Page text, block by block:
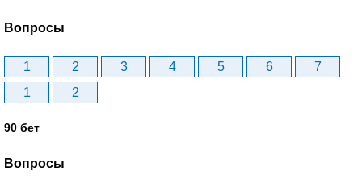
Вопросы
1 2 3 4 5 6
7
1
2
90 бет
Вопросы